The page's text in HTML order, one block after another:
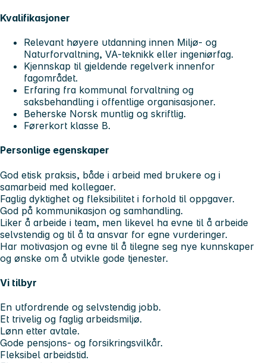
Kvalifikasjoner
Relevant høyere utdanning innen Miljø- og
Naturforvaltning, VA-teknikk eller ingeniørfag.
Kjennskap til gjeldende regelverk innenfor
fagområdet.
Erfaring fra kommunal forvaltning og
saksbehandling i offentlige organisasjoner.
Beherske Norsk muntlig og skriftlig.
Førerkort klasse B.
Personlige egenskaper
God etisk praksis, både i arbeid med brukere og i
samarbeid med kollegaer.
Faglig dyktighet og fleksibilitet i forhold til oppgaver.
God på kommunikasjon og samhandling.
Liker å arbeide i team, men likevel ha evne til å arbeide
selvstendig og til å ta ansvar for egne vurderinger.
Har motivasjon og evne til å tilegne seg nye kunnskaper
og ønske om å utvikle gode tjenester.
Vi tilbyr
En utfordrende og selvstendig jobb.
Et trivelig og faglig arbeidsmiljø.
Lønn etter avtale.
Gode pensjons- og forsikringsvilkår.
Fleksibel arbeidstid.